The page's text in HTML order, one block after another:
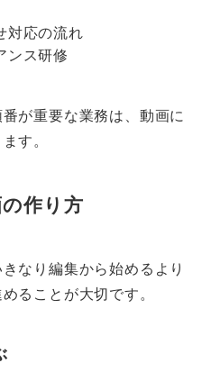
対応の流れ
ンス研修
が重要な業務は、動画に
す。
作り方
なり編集から始めるより
ることが大切です。